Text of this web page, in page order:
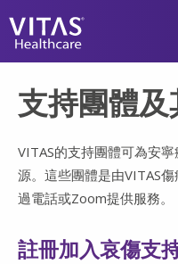
安寧療護
我們的服
醫療服務
支持團體
VITAS的支持團體可為安
源。這些團體是由VITAS
過電話或Zoom提供服務。
註冊加入哀傷支